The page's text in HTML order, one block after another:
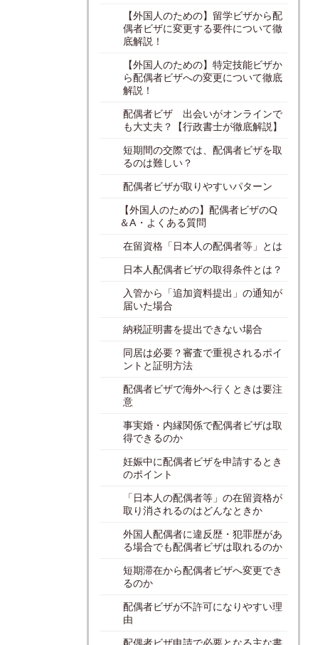
【外国人のための】留学ビザから配
偶者ビザに変更する要件について徹
底解説！
【外国人のための】特定技能ビザか
ら配偶者ビザへの変更について徹底
解説！
配偶者ビザ 出会いがオンラインで
も大丈夫？【行政書士が徹底解説】
短期間の交際では、配偶者ビザを取
るのは難しい？
配偶者ビザが取りやすいパターン
【外国人のための】配偶者ビザのQ
＆A・よくある質問
在留資格「日本人の配偶者等」とは
日本人配偶者ビザの取得条件とは？
入管から「追加資料提出」の通知が
届いた場合
納税証明書を提出できない場合
同居は必要？審査で重視されるポイ
ントと証明方法
配偶者ビザで海外へ行くときは要注
意
事実婚・内縁関係で配偶者ビザは取
得できるのか
妊娠中に配偶者ビザを申請するとき
のポイント
「日本人の配偶者等」の在留資格が
取り消されるのはどんなときか
外国人配偶者に違反歴・犯罪歴があ
る場合でも配偶者ビザは取れるのか
短期滞在から配偶者ビザへ変更でき
るのか
配偶者ビザが不許可になりやすい理
由